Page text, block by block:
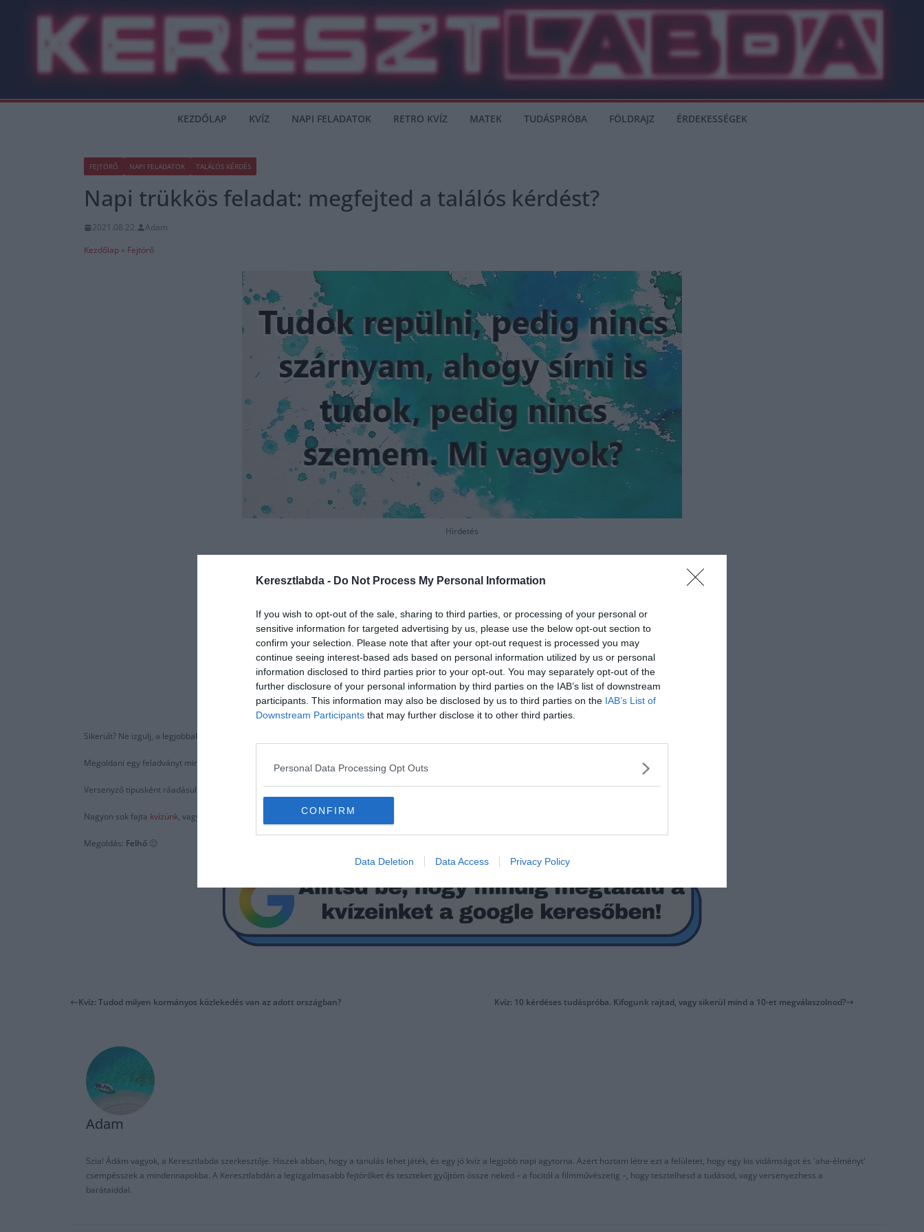
Keresztlabda - Do Not Process My Personal Information
If you wish to opt-out of the sale, sharing to third parties, or processing of your personal or
sensitive information for targeted advertising by us, please use the below opt-out section to
confirm your selection. Please note that after your opt-out request is processed you may
continue seeing interest-based ads based on personal information utilized by us or personal
information disclosed to third parties prior to your opt-out. You may separately opt-out of the
further disclosure of your personal information by third parties on the IAB’s list of downstream
participants. This information may also be disclosed by us to third parties on the IAB’s List of
Downstream Participants that may further disclose it to other third parties.
Personal Data Processing Opt Outs
CONFIRM
Data Deletion Data Access Privacy Policy
KEZDŐLAP KVÍZ NAPI FELADATOK RETRO KVÍZ MATEK TUDÁSPRÓBA FÖLDRAJZ ÉRDEKESSÉGEK
FEJTÖRŐ NAPI FELADATOK TALÁLÓS KÉRDÉS
Napi trükkös feladat: megfejted a találós kérdést?
2021.08.22.
Adam
Kezdőlap » Fejtörő
Hirdetés
Sikerült? Ne izgulj, a legjobbaknak is beletelhet pár percbe, mire megtalálják! Mindjárt eláruljuk a megoldást.
Megoldani egy feladványt mindig remek mód a relaxációra. Mozgásba hozni a fogaskerekeket és koncentrálni valamire, tényleg ki tudja tisztitani a fejet.
Versenyző típusként ráadásul kipróbálhatod magad mások ellen is! Mi adhatna nagyobb elégedettséget, mint megoldani egy nehéz tesztet?
Nagyon sok fajta kvízünk, vagy épp van, amivel karbantarthatod az agytekervényeket 🙂
Megoldás: Felhő 🙂
Kvíz: Tudod milyen kormányos közlekedés van az adott országban? Kvíz: 10 kérdéses tudáspróba. Kifogunk rajtad, vagy sikerül mind a 10-et megválaszolnod?
Adam
Szia! Ádám vagyok, a Keresztlabda szerkesztője. Hiszek abban, hogy a tanulás lehet játék, és egy jó kvíz a legjobb napi agytorna. Azért hoztam létre ezt a felületet, hogy egy kis vidámságot és 'aha-élményt'
csempésszek a mindennapokba. A Keresztlabdán a legizgalmasabb fejtörőket és teszteket gyűjtöm össze neked – a focitól a filmművészetig –, hogy tesztelhesd a tudásod, vagy versenyezhess a
barátaiddal.